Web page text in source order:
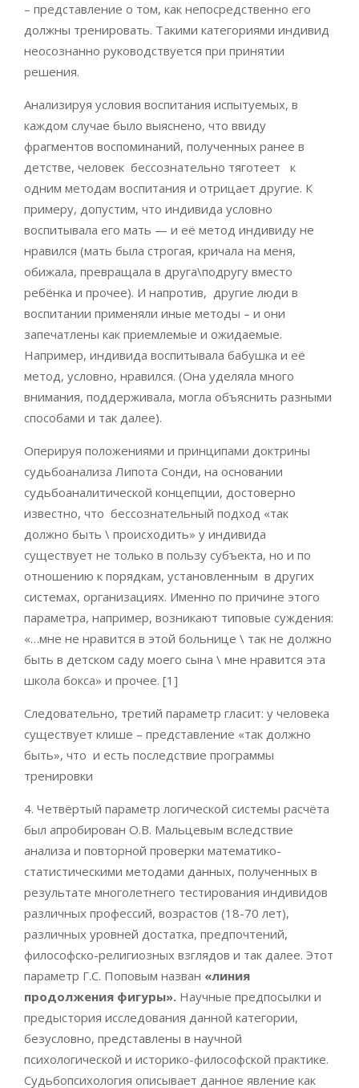
– представление о том, как непосредственно его
должны тренировать. Такими категориями индивид
неосознанно руководствуется при принятии
решения.
Анализируя условия воспитания испытуемых, в
каждом случае было выяснено, что ввиду
фрагментов воспоминаний, полученных ранее в
детстве, человек бессознательно тяготеет к
одним методам воспитания и отрицает другие. К
примеру, допустим, что индивида условно
воспитывала его мать — и её метод индивиду не
нравился (мать была строгая, кричала на меня,
обижала, превращала в друга\подругу вместо
ребёнка и прочее). И напротив, другие люди в
воспитании применяли иные методы – и они
запечатлены как приемлемые и ожидаемые.
Например, индивида воспитывала бабушка и её
метод, условно, нравился. (Она уделяла много
внимания, поддерживала, могла объяснить разными
способами и так далее).
Оперируя положениями и принципами доктрины
судьбоанализа Липота Сонди, на основании
судьбоаналитической концепции, достоверно
известно, что бессознательный подход «так
должно быть \ происходить» у индивида
существует не только в пользу субъекта, но и по
отношению к порядкам, установленным в других
системах, организациях. Именно по причине этого
параметра, например, возникают типовые суждения:
«…мне не нравится в этой больнице \ так не должно
быть в детском саду моего сына \ мне нравится эта
школа бокса» и прочее. [1]
Следовательно, третий параметр гласит: у человека
существует клише – представление «так должно
быть», что и есть последствие программы
тренировки
4. Четвёртый параметр логической системы расчёта
был апробирован О.В. Мальцевым вследствие
анализа и повторной проверки математико-
статистическими методами данных, полученных в
результате многолетнего тестирования индивидов
различных профессий, возрастов (18-70 лет),
различных уровней достатка, предпочтений,
философско-религиозных взглядов и так далее. Этот
параметр Г.С. Поповым назван «линия
продолжения фигуры». Научные предпосылки и
предыстория исследования данной категории,
безусловно, представлены в научной
психологической и историко-философской практике.
Судьбопсихология описывает данное явление как